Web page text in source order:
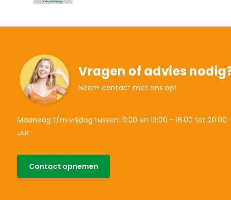
Vragen of advies
Neem contact met ons op!
Maandag t/m vrijdag tussen: 9:00 en 13:00 - 16:00 tot 20.00
uur
Contact opnemen